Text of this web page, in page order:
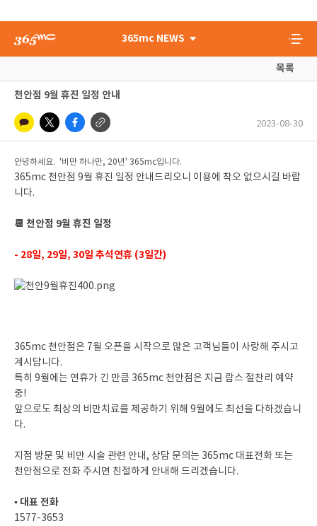
365mc NEWS
목록
천안점 9월 휴진 일정 안내
2023-08-30
안녕하세요. '비만 하나만, 20년' 365mc입니다.
365mc 천안점 9월 휴진 일정 안내드리오니 이용에 착오 없으시길 바랍
니다.
📆 천안점 9월 휴진 일정
- 28일, 29일, 30일 추석연휴 (3일간)
365mc 천안점은 7월 오픈을 시작으로 많은 고객님들이 사랑해 주시고
계시답니다.
특히 9월에는 연휴가 긴 만큼 365mc 천안점은 지금 람스 절찬리 예약
중!
앞으로도 최상의 비만치료를 제공하기 위해 9월에도 최선을 다하겠습니
다.
지점 방문 및 비만 시술 관련 안내, 상담 문의는 365mc 대표전화 또는
천안점으로 전화 주시면 친절하게 안내해 드리겠습니다.
▪ 대표 전화
1577-3653